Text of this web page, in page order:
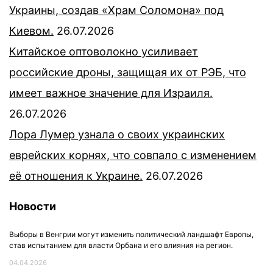
Украины, создав «Храм Соломона» под
Киевом. 26.07.2026
Китайское оптоволокно усиливает
российские дроны, защищая их от РЭБ, что
имеет важное значение для Израиля.
26.07.2026
Лора Лумер узнала о своих украинских
еврейских корнях, что совпало с изменением
её отношения к Украине. 26.07.2026
Новости
Выборы в Венгрии могут изменить политический ландшафт Европы,
став испытанием для власти Орбана и его влияния на регион.
04.04.2026